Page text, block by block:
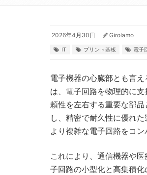
2026年4月30日 Girolamo
IT プリント基板 電子
電子機器の心臓部とも言
は、電子回路を物理的に
頼性を左右する重要な部
し、精密で耐久性に優れ
より複雑な電子回路をコン
これにより、通信機器や
子回路の小型化と高集積